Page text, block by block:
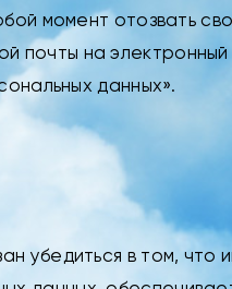
момент отозвать
почты на
данных».
убедиться в том, что